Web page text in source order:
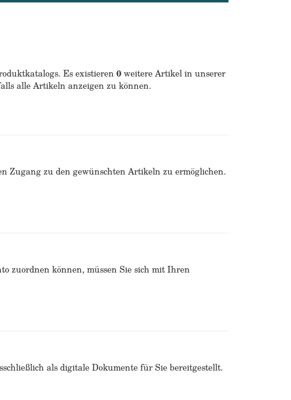
Es existieren0weitere Artikel in unserer
alle Artikeln anzeigen zu können.
Zugang zu den gewünschten Artikeln zu ermöglichen.
zuordnen können, müssen Sie sich mit Ihren
als digitale Dokumente für Sie bereitgestellt.